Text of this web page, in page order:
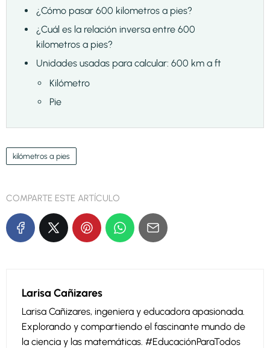
¿Cómo pasar 600 kilometros a pies?
¿Cuál es la relación inversa entre 600
kilometros a pies?
Unidades usadas para calcular: 600 km a ft
Kilómetro
Pie
kilómetros a pies
COMPARTE ESTE ARTÍCULO
Larisa Cañizares
Larisa Cañizares, ingeniera y educadora apasionada.
Explorando y compartiendo el fascinante mundo de
la ciencia y las matemáticas. #EducaciónParaTodos